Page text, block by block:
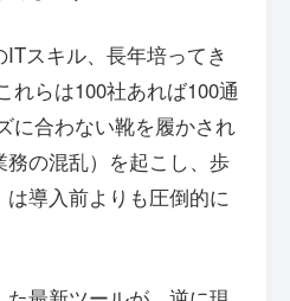
スキル、長年培ってき
れらは100社あれば100通
に合わない靴を履かされ
の混乱）を起こし、歩
は導入前よりも圧倒的に